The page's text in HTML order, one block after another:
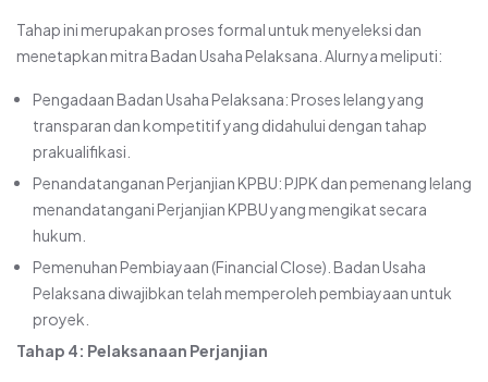
Tahap ini merupakan proses formal untuk menyeleksi dan
menetapkan mitra Badan Usaha Pelaksana. Alurnya meliputi:
Pengadaan Badan Usaha Pelaksana: Proses lelang yang
transparan dan kompetitif yang didahului dengan tahap
prakualifikasi.
Penandatanganan Perjanjian KPBU: PJPK dan pemenang lelang
menandatangani Perjanjian KPBU yang mengikat secara
hukum.
Pemenuhan Pembiayaan (Financial Close). Badan Usaha
Pelaksana diwajibkan telah memperoleh pembiayaan untuk
proyek.
Tahap 4: Pelaksanaan Perjanjian